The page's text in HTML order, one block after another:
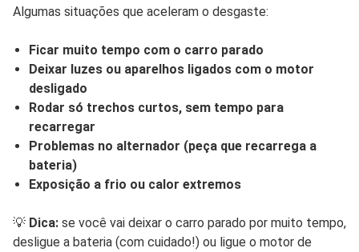
Algumas situações que aceleram o desgaste:
Ficar muito tempo com o carro parado
Deixar luzes ou aparelhos ligados com o motor
desligado
Rodar só trechos curtos, sem tempo para
recarregar
Problemas no alternador (peça que recarrega a
bateria)
Exposição a frio ou calor extremos
💡 Dica: se você vai deixar o carro parado por muito tempo,
desligue a bateria (com cuidado!) ou ligue o motor de